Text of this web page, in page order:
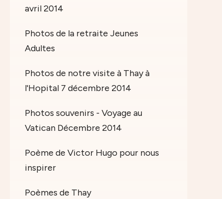
avril 2014
Photos de la retraite Jeunes
Adultes
Photos de notre visite à Thay à
l'Hopital 7 décembre 2014
Photos souvenirs - Voyage au
Vatican Décembre 2014
Poème de Victor Hugo pour nous
inspirer
Poèmes de Thay